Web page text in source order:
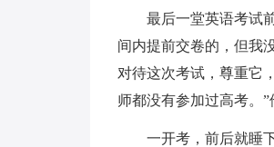
最后一堂英语考试
间内提前交卷的，但我
对待这次考试，尊重它
师都没有参加过高考。
一开考，前后就睡